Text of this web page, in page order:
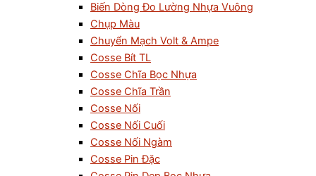
Biến Dòng Đo Lường Nhựa Vuông
Chụp Màu
Chuyển Mạch Volt & Ampe
Cosse Bít TL
Cosse Chĩa Bọc Nhựa
Cosse Chĩa Trần
Cosse Nối
Cosse Nối Cuối
Cosse Nối Ngàm
Cosse Pin Đặc